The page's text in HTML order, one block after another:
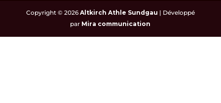
Copyright © 2026 Altkirch Athle Sundgau | Développé
par Mira communication